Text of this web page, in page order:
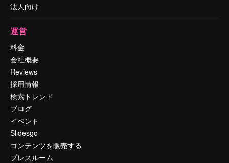
法人向け
運営
料金
会社概要
Reviews
採用情報
検索トレンド
ブログ
イベント
Slidesgo
コンテンツを販売する
プレスルーム